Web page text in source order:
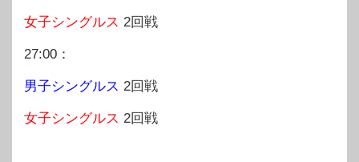
女子シングルス 2回戦
27:00：
男子シングルス 2回戦
女子シングルス 2回戦